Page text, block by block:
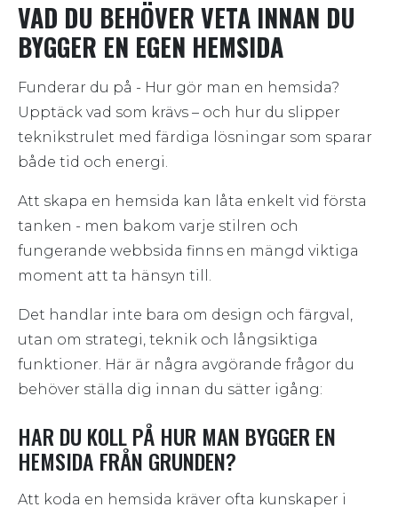
Webbyrå Dalarna
Webbyrå Dalsland
Webbyrå Gotland
Webbyrå Halland
Webbyrå Halmstad
Webbyrå Jönköping
Webbyrå Kungsbacka
Webbyrå Landskrona
Webbyrå Lidköping
Norrlands Webbyrå
Webbyrå Skåne
Webbyrå Skövde
Webbyrå Småland
Webbyrå Sundsvall
Webbyrå Uddevalla
Köpa hemsida
Design
Responsiv design
UI/UX
WordPress
Drupal
Offpage
Webbyrå SEO
Upptid
Cache
Digital Webbyrå
Hjälp med Google Ads
Linkedin
Google My Business
Marknadsföring via SMS
Nyheter
Blogg
Vad kostar det och vad ingår
Om oss
Om oss
Varför välja oss
Allmänna villkor / köpvillkor
Kontakta oss
Kontakta oss
Begär Offert
Gratis analys hemsida
Välj Språk
English
VAD DU BEHÖVER VETA INNAN DU
BYGGER EN EGEN HEMSIDA
Funderar du på - Hur gör man en hemsida?
Upptäck vad som krävs – och hur du slipper
teknikstrulet med färdiga lösningar som sparar
både tid och energi.
Att skapa en hemsida kan låta enkelt vid första
tanken - men bakom varje stilren och
fungerande webbsida finns en mängd viktiga
moment att ta hänsyn till.
Det handlar inte bara om design och färgval,
utan om strategi, teknik och långsiktiga
funktioner. Här är några avgörande frågor du
behöver ställa dig innan du sätter igång:
HAR DU KOLL PÅ HUR MAN BYGGER EN
HEMSIDA FRÅN GRUNDEN?
Att koda en hemsida kräver ofta kunskaper i